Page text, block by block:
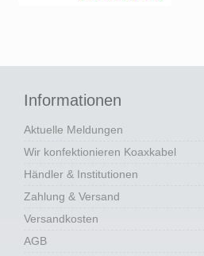
Informationen
Aktuelle Meldungen
Wir konfektionieren Koaxkabel
Händler & Institutionen
Zahlung & Versand
Versandkosten
AGB